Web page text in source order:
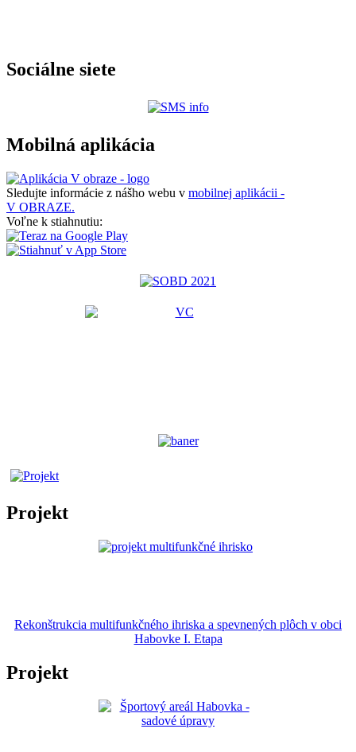
Sociálne siete
Mobilná aplikácia
Sledujte informácie z nášho webu v mobilnej aplikácii -
V OBRAZE.
Voľne k stiahnutiu:
Projekt
Rekonštrukcia multifunkčného ihriska a spevnených plôch v obci
Habovke I. Etapa
Projekt